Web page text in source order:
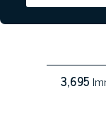
3,695